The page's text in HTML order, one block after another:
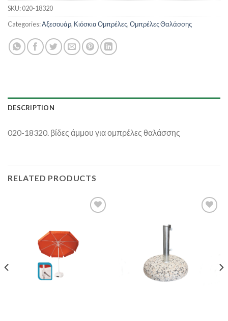
SKU:020-18320
Categories:Αξεσουάρ, Κιόσκια Ομπρέλες,Ομπρέλες Θαλάσσης
DESCRIPTION
020-18320. βίδες άμμου για ομπρέλες θαλάσσης
RELATED PRODUCTS